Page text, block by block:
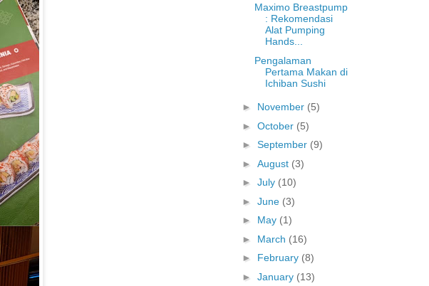
Maximo Breastpump
: Rekomendasi
Alat Pumping
Hands...
Pengalaman
Pertama Makan di
Ichiban Sushi
► November (5)
► October (5)
► September (9)
► August (3)
► July (10)
► June (3)
► May (1)
► March (16)
► February (8)
► January (13)